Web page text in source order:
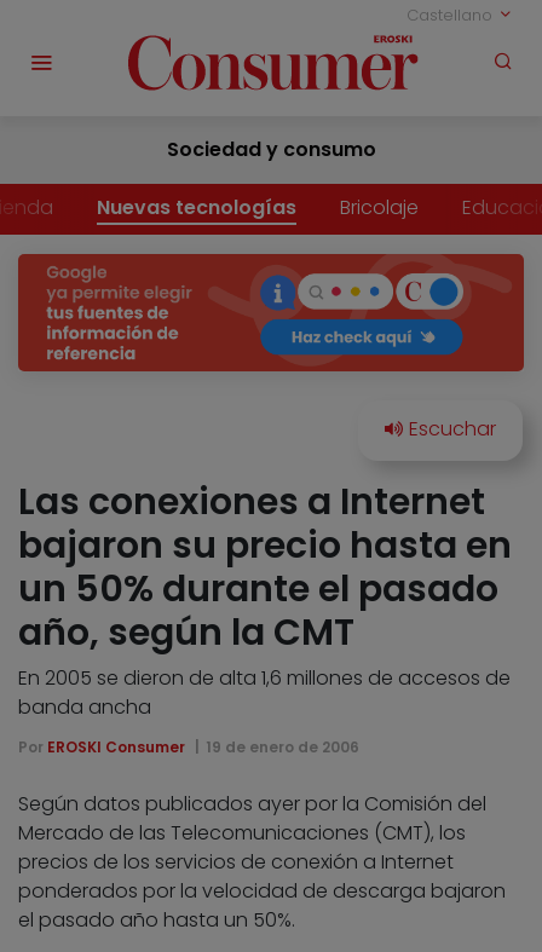
Castellano
Sociedad y consumo
Nuevas tecnologías Bricolaje
Las conexiones a Internet
bajaron su precio hasta en
un 50% durante el pasado
año, según la CMT
En 2005 se dieron de alta 1,6 millones de accesos de
banda ancha
Por EROSKI Consumer 19 de enero de 2006
Según datos publicados ayer por la Comisión del
Mercado de las Telecomunicaciones (CMT), los
precios de los servicios de conexión a Internet
ponderados por la velocidad de descarga bajaron
el pasado año hasta un 50%.